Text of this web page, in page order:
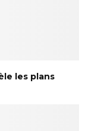
les plans